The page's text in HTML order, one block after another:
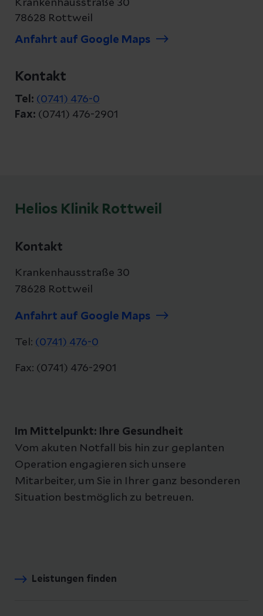
Krankenhausstraße 30
78628 Rottweil
Anfahrt auf Google Maps
Kontakt
Tel: (0741) 476-0
Fax: (0741) 476-2901
Helios Klinik Rottweil
Kontakt
Krankenhausstraße 30
78628 Rottweil
Anfahrt auf Google Maps
Tel: (0741) 476-0
Fax: (0741) 476-2901
Im Mittelpunkt: Ihre Gesundheit
Vom akuten Notfall bis hin zur geplanten
Operation engagieren sich unsere
Mitarbeiter, um Sie in Ihrer ganz besonderen
Situation bestmöglich zu betreuen.
Leistungen finden